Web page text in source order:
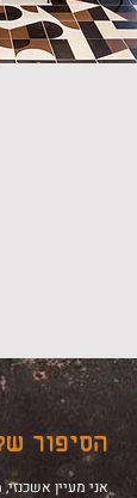
הסיפור
אני מעיין